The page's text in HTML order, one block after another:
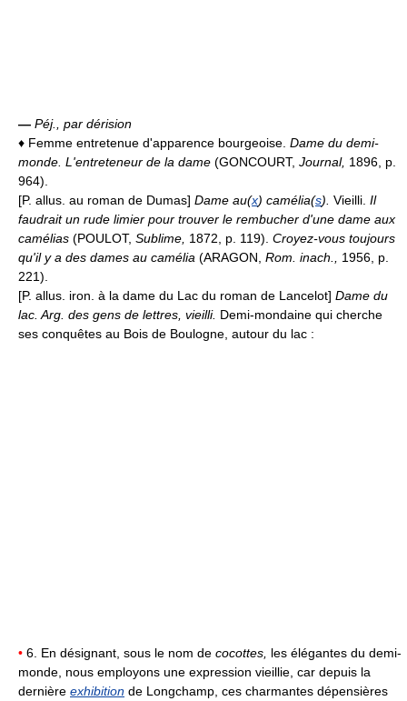
— Péj., par dérision
♦ Femme entretenue d'apparence bourgeoise. Dame du demi-
monde. L'entreteneur de la dame (GONCOURT, Journal, 1896, p.
964).
[P. allus. au roman de Dumas] Dame au(x) camélia(s). Vieilli. Il
faudrait un rude limier pour trouver le rembucher d'une dame aux
camélias (POULOT, Sublime, 1872, p. 119). Croyez-vous toujours
qu'il y a des dames au camélia (ARAGON, Rom. inach., 1956, p.
221).
[P. allus. iron. à la dame du Lac du roman de Lancelot] Dame du
lac. Arg. des gens de lettres, vieilli. Demi-mondaine qui cherche
ses conquêtes au Bois de Boulogne, autour du lac :
• 6. En désignant, sous le nom de cocottes, les élégantes du demi-
monde, nous employons une expression vieillie, car depuis la
dernière exhibition de Longchamp, ces charmantes dépensières